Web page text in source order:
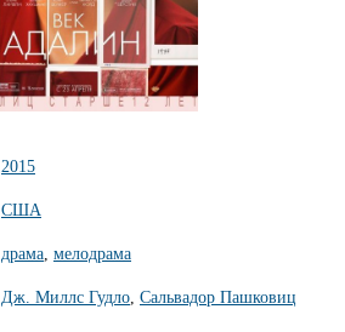
2015
США
драма мелодрама
Дж. Миллс Гудло Сальвадор Пашковиц